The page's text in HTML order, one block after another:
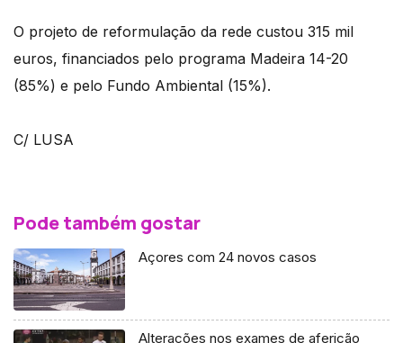
O projeto de reformulação da rede custou 315 mil
euros, financiados pelo programa Madeira 14-20
(85%) e pelo Fundo Ambiental (15%).
C/ LUSA
Pode também gostar
Açores com 24 novos casos
Alterações nos exames de aferição